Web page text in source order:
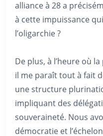
alliance à 28 a
à cette impuissance
l’oligarchie ?
De plus, à l’heure où
il me paraît tout à fait
une structure
impliquant des
souveraineté. Nous
démocratie et